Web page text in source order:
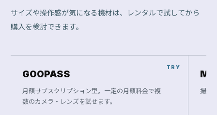
サイズや操作感が気になる機材は、レンタルで試してから
購入を検討できます。
GOOPASS
月額サブスクリプション型。一定の月額料金で複
数のカメラ・レンズを試せます。
撮影